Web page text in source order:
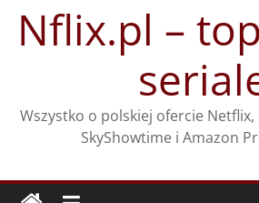
treściNflix.pl –
Wszystko o polskiej ofercie Netflix,
SkyShowtime i Amazon